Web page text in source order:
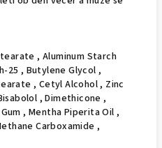
, Aluminum Starch
25 , Butylene Glycol ,
, Cetyl Alcohol , Zinc
, Dimethicone ,
, Mentha Piperita Oil ,
Carboxamide ,